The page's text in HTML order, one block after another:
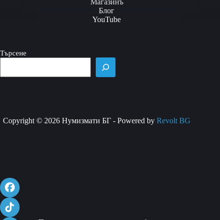
The
options
the
product
page
Магазинъ
Блог
YouTube
Търсене
Copyright © 2026 Нумизмати БГ - Powered byRevolt BG